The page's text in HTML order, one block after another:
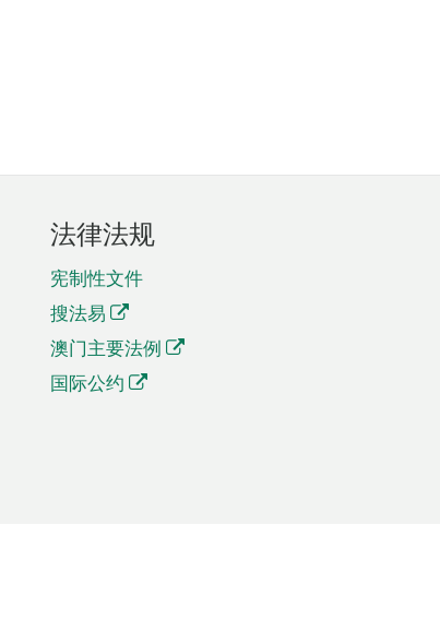
法律法规
宪制性文件
搜法易
澳门主要法例
国际公约